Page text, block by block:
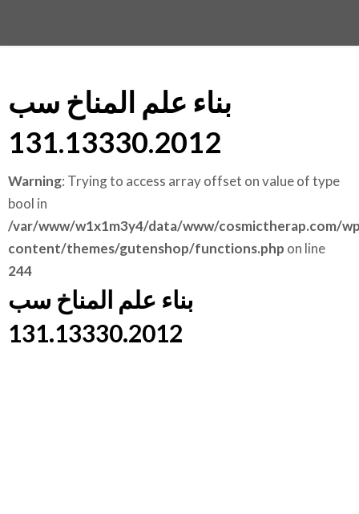
بناء علم المناخ سب
131.13330.2012
Warning: Trying to access array offset on value of type
bool in
/var/www/w1x1m3y4/data/www/cosmictherap.com/
content/themes/gutenshop/functions.php on line
244
بناء علم المناخ سب
131.13330.2012